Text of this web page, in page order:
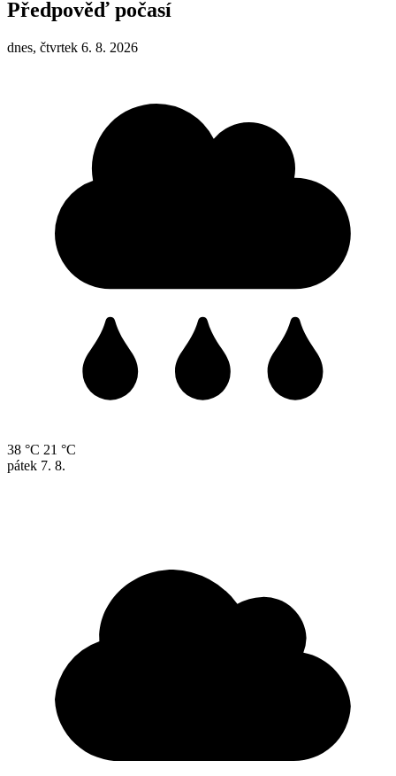
Předpověď počasí
dnes, čtvrtek 6. 8. 2026
38 °C 21 °C
pátek 7. 8.